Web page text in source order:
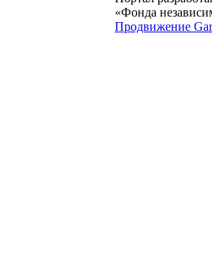
«Фонда
Продвижение